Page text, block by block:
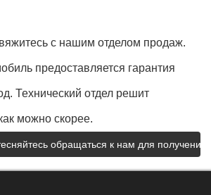
с нашим отделом продаж.
предоставляется гарантия
Технический отдел решит
можно скорее.
обращаться к нам для